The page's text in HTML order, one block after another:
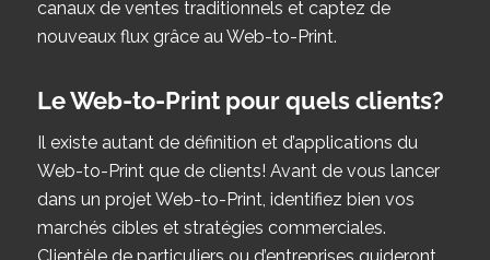
canaux de ventes traditionnels et captez de
nouveaux flux grâce au Web-to-Print.
Le Web-to-Print pour quels clients?
Il existe autant de définition et d’applications du
Web-to-Print que de clients! Avant de vous lancer
dans un projet Web-to-Print, identifiez bien vos
marchés cibles et stratégies commerciales.